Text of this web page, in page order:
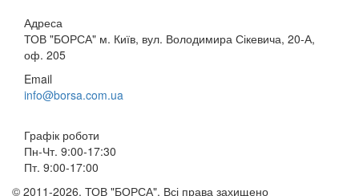
Адреса
ТОВ "БОРСА" м. Київ, вул. Володимира Сікевича, 20-А,
оф. 205
Email
info@borsa.com.ua
Графік роботи
Пн-Чт. 9:00-17:30
Пт. 9:00-17:00
© 2011-2026. ТОВ "БОРСА". Всі права захищено